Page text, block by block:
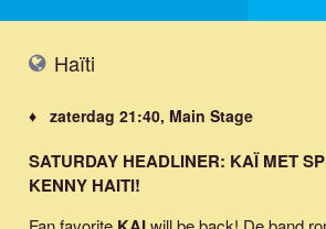
Haïti
♦ zaterdag 21:40, Main Stage
SATURDAY HEADLINER: KAÏ MET
KENNY HAITI!